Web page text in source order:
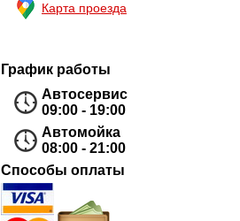
Карта проезда
График работы
Автосервис
09:00 - 19:00
Автомойка
08:00 - 21:00
Способы оплаты